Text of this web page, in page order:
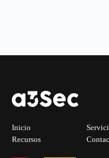
Inicio
Recursos